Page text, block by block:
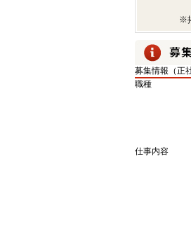
※
募集情報（正
職種
仕事内容